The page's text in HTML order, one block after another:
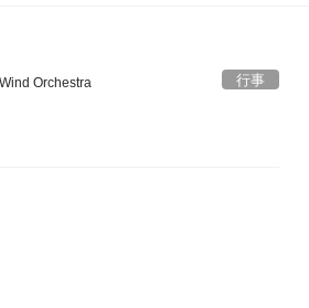
Orchestra 行事